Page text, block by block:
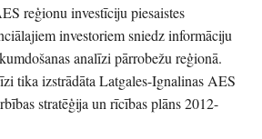
reģionu investīciju piesaistes
investoriem sniedz informāciju
analīzi pārrobežu reģionā.
tika izstrādāta Latgales-Ignalinas AES
stratēģija un rīcības plāns 2012-